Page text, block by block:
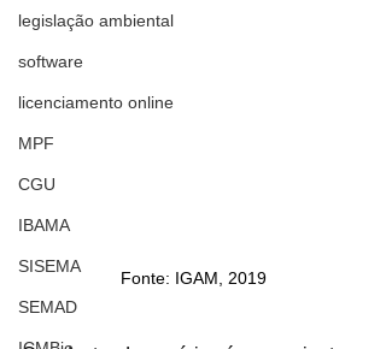
legislação ambiental
software
licenciamento online
MPF
CGU
IBAMA
SISEMA
SEMAD
Fonte: IGAM, 2019